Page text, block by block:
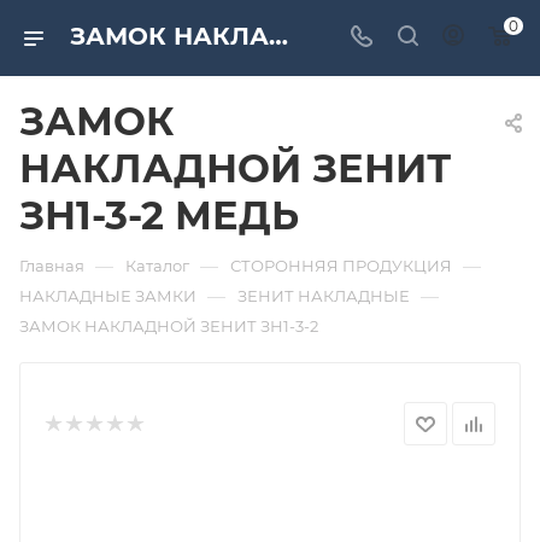
ЗАМОК НАКЛАДНОЙ ЗЕНИТ ЗН1-3-2 МЕДЬ. Дверная и мебельная фурнитура САМИР-КИЛИТ | Оптовые поставки 0
ЗАМОК
НАКЛАДНОЙ ЗЕНИТ
ЗН1-3-2 МЕДЬ
Главная — Каталог — СТОРОННЯЯ ПРОДУКЦИЯ —
НАКЛАДНЫЕ ЗАМКИ — ЗЕНИТ НАКЛАДНЫЕ —
ЗАМОК НАКЛАДНОЙ ЗЕНИТ ЗН1-3-2